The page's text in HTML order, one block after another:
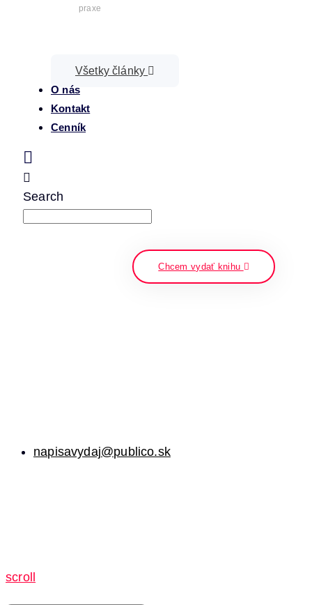
praxe
Všetky články
O nás
Kontakt
Cenník
Search
Chcem vydať knihu
napisavydaj@publico.sk
scroll